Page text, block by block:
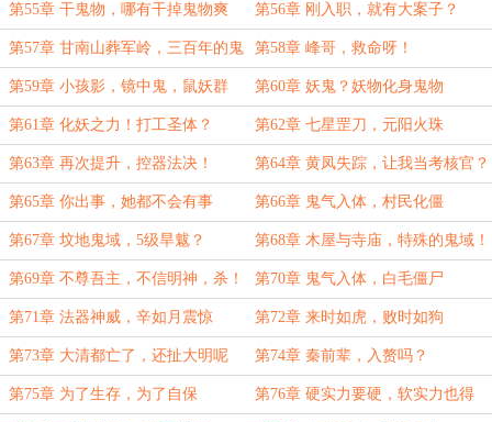
第55章 干鬼物，哪有干掉鬼物爽 第56章 刚入职，就有大案子？
第57章 甘南山葬军岭，三百年的鬼
物
第58章 峰哥，救命呀！
第59章 小孩影，镜中鬼，鼠妖群 第60章 妖鬼？妖物化身鬼物
第61章 化妖之力！打工圣体？ 第62章 七星罡刀，元阳火珠
第63章 再次提升，控器法决！ 第64章 黄凤失踪，让我当考核官？
第65章 你出事，她都不会有事 第66章 鬼气入体，村民化僵
第67章 坟地鬼域，5级旱魃？ 第68章 木屋与寺庙，特殊的鬼域！
第69章 不尊吾主，不信明神，杀！ 第70章 鬼气入体，白毛僵尸
第71章 法器神威，辛如月震惊 第72章 来时如虎，败时如狗
第73章 大清都亡了，还扯大明呢 第74章 秦前辈，入赘吗？
第75章 为了生存，为了自保 第76章 硬实力要硬，软实力也得